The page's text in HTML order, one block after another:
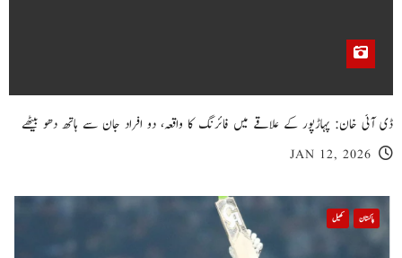
ڈی آئی خان: پہاڑپور کے علاقے میں فائرنگ کا واقعہ، دو افراد جان سے ہاتھ دھو بیٹھے
JAN 12, 2026
پاکستان کھیل